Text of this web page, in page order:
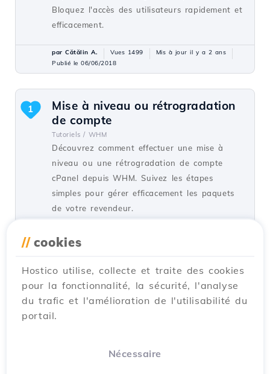
Bloquez l'accès des utilisateurs rapidement et
efficacement.
par Cătălin A. Vues 1499
Mis à jour il y a 2 ans
Publié le 06/06/2018
Mise à niveau ou rétrogradation
de compte
Tutoriels / WHM
Découvrez comment effectuer une mise à
niveau ou une rétrogradation de compte
cPanel depuis WHM. Suivez les étapes
simples pour gérer efficacement les paquets
de votre revendeur.
1
par Cătălin A.
Publié le 22/06/2018
Supprimer le compte cPanel
Tutoriels / WHM
Découvrez comment supprimer des comptes
1
// cookies
Hostico utilise, collecte et traite des cookies
pour la fonctionnalité, la sécurité, l'analyse
du trafic et l'amélioration de l'utilisabilité du
portail.
Nécessaire